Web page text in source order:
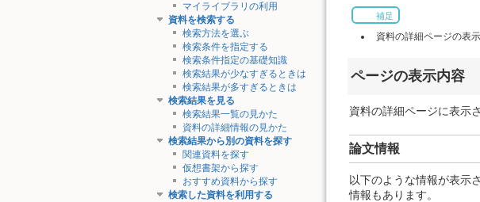
マイライブラリの利用
資料を検索する
検索方法を選ぶ
検索条件を指定する
検索条件指定の基礎知識
検索結果が少なすぎるときは
検索結果が多すぎるときは
検索結果を見る
検索結果一覧の見かた
資料の詳細情報の見かた
検索結果から別の資料を探す
関連資料を探す
仮想書架から探す
おすすめ資料から探す
検索した資料を利用する
補足
資料の詳細ページの表
ページの表示内容
資料の詳細ページに表示
論文情報
以下のような情報が表示
情報もあります。